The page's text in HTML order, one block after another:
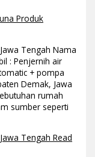
Produk
Tengah Nama
: Penjernih air
+ pompa
Demak, Jawa
rumah
sumber seperti
Tengah Read